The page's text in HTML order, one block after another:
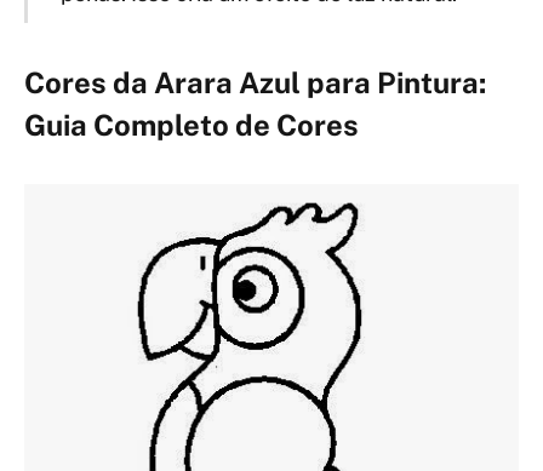
Cores da Arara Azul para Pintura:
Guia Completo de Cores